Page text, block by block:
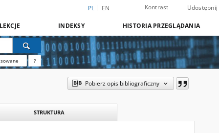
PL EN Kontrast Udostępnij
INDEKSY HISTORIA PRZEGLĄDANIA
?
Pobierz opis bibliograficzny
STRUKTURA